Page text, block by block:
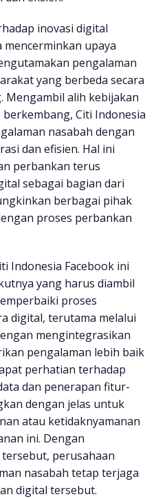
inovasi digital
mencerminkan upaya
pengalaman
yang berbeda secara
Mengambil alih kebijakan
Citi Indonesia
nasabah dengan
dan efisien. Hal ini
perbankan terus
sebagai bagian dari
berbagai pihak
proses perbankan
Indonesia Facebook ini
yang harus diambil
proses
digital, terutama melalui
mengintegrasikan
pengalaman lebih baik
perhatian terhadap
dan penerapan fitur-
dengan jelas untuk
atau ketidaknyamanan
ini. Dengan
perusahaan
nasabah tetap terjaga
digital tersebut.